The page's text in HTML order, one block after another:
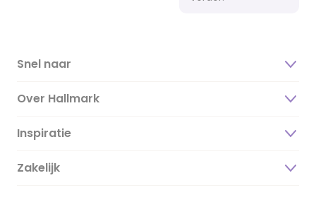
Snel naar
Over Hallmark
Over ons
Duurzaamheid
Inspiratie
Magazine
Zakelijk